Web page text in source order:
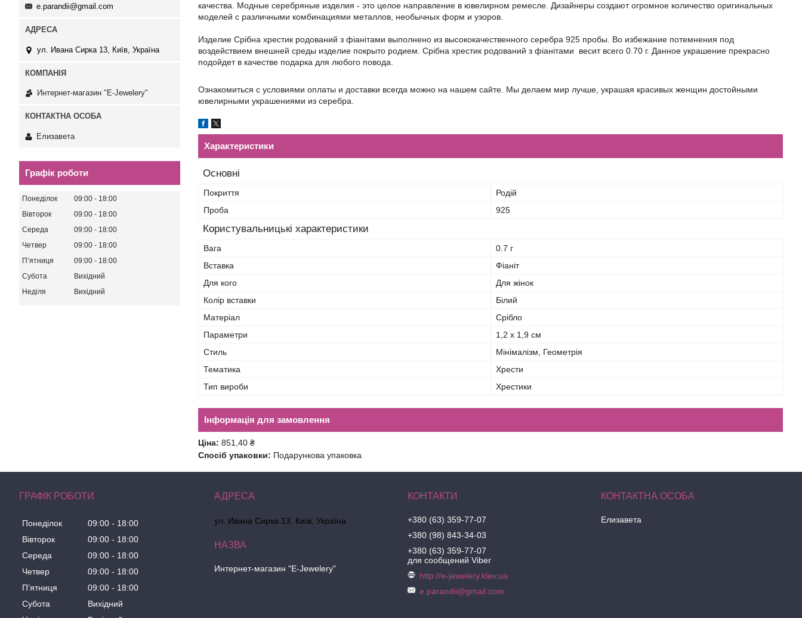
качества. Модные серебряные изделия - это целое направление в ювелирном ремесле. Дизайнеры создают огромное количество оригинальных
моделей с различными комбинациями металлов, необычных форм и узоров.
Изделие Срібна хрестик родований з фіанітами выполнено из высококачественного серебра 925 пробы. Во избежание потемнения под
воздействием внешней среды изделие покрыто родием. Срібна хрестик родований з фіанітами весит всего 0.70 г. Данное украшение прекрасно
подойдет в качестве подарка для любого повода.
Ознакомиться с условиями оплаты и доставки всегда можно на нашем сайте. Мы делаем мир лучше, украшая красивых женщин достойными
ювелирными украшениями из серебра.
Характеристики
Основні
Покриття
Родій
Проба
925
Користувальницькі характеристики
Вага
0.7 г
Вставка
Фіаніт
Для кого
Для жінок
Колір вставки
Білий
Матеріал
Срібло
Параметри
1,2 x 1,9 см
Стиль
Мінімалізм, Геометрія
Тематика
Хрести
Тип вироби
Хрестики
Інформація для замовлення
Ціна: 851,40 ₴
Спосіб упаковки: Подарункова упаковка
e.parandii@gmail.com
ул. Ивана Сирка 13, Київ, Україна
Интернет-магазин "E-Jewelery"
Елизавета
Графік роботи
Понеділок 09:00
18:00
Вівторок
09:00
18:00
Середа
09:00
18:00
Четвер
09:00
18:00
Пʼятниця
09:00
18:00
Субота
Вихідний
Неділя
Вихідний
ГРАФІК РОБОТИ
Понеділок 09:00
18:00
Вівторок
09:00
18:00
Середа
09:00
18:00
Четвер
09:00
18:00
Пʼятниця
09:00
18:00
Субота
Вихідний
ул. Ивана Сирка 13, Київ, Україна
Интернет-магазин "E-Jewelery"
+380 (63) 359-77-07
+380 (98) 843-34-03
+380 (63) 359-77-07
для сообщений Viber
http://e-jewelery.kiev.ua
e.parandii@gmail.com
Елизавета